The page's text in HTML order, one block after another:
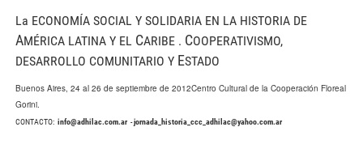
La ECONOMÍA SOCIAL Y SOLIDARIA EN LA HISTORIA DE
AMÉRICA LATINA Y EL CARIBE . COOPERATIVISMO,
DESARROLLO COMUNITARIO Y ESTADO
Buenos Aires, 24 al 26 de septiembre de 2012Centro Cultural de la Cooperación Floreal
Gorini.
CONTACTO: info@adhilac.com.ar-jornada_historia_ccc_adhilac@yahoo.com.ar